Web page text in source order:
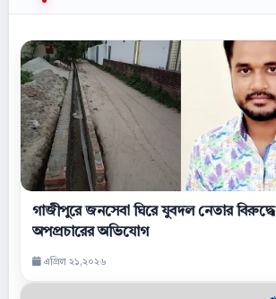
গাজীপুরে জনসেবা ঘিরে যুবদল নেতার বিরুদ্ধে
অপপ্রচারের অভিযোগ
এপ্রিল ২১,২০২৬